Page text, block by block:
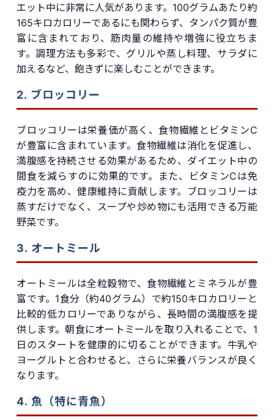
エット中に非常に人気があります。100グラムあたり約
165キロカロリーであるにも関わらず、タンパク質が豊
富に含まれており、筋肉量の維持や増強に役立ちま
す。調理方法も多彩で、グリルや蒸し料理、サラダに
加えるなど、飽きずに楽しむことができます。
2. ブロッコリー
ブロッコリーは栄養価が高く、食物繊維とビタミンC
が豊富に含まれています。食物繊維は消化を促進し、
満腹感を持続させる効果があるため、ダイエット中の
間食を減らすのに効果的です。また、ビタミンCは免
疫力を高め、健康維持に貢献します。ブロッコリーは
蒸すだけでなく、スープや炒め物にも活用できる万能
野菜です。
3. オートミール
オートミールは全粒穀物で、食物繊維とミネラルが豊
富です。1食分（約40グラム）で約150キロカロリーと
比較的低カロリーでありながら、長時間の満腹感を提
供します。朝食にオートミールを取り入れることで、1
日のスタートを健康的に切ることができます。牛乳や
ヨーグルトと合わせると、さらに栄養バランスが良く
なります。
4. 魚（特に青魚）